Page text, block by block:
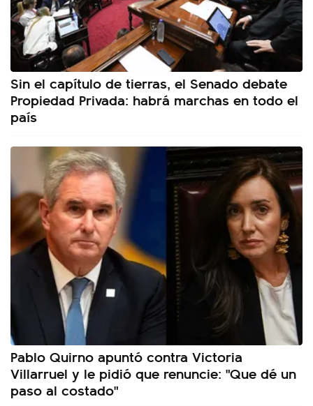
Sin el capítulo de tierras, el Senado debate
Propiedad Privada: habrá marchas en todo el
país
Pablo Quirno apuntó contra Victoria
Villarruel y le pidió que renuncie: "Que dé un
paso al costado"